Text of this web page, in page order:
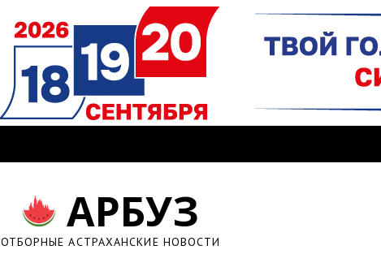
АРБУЗ
ОТБОРНЫЕ АСТРАХАНСКИЕ НОВОСТИ